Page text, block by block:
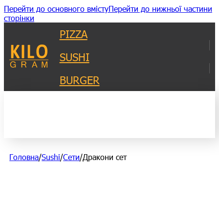
Перейти до основного вмістуПерейти до нижньої частини
сторінки
PIZZA
SUSHI
BURGER
Головна/Sushi/Сети/Дракони сет